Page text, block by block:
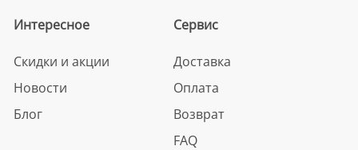
Интересное
Скидки и акции
Новости
Блог
Сервис
Доставка
Оплата
Возврат
FAQ